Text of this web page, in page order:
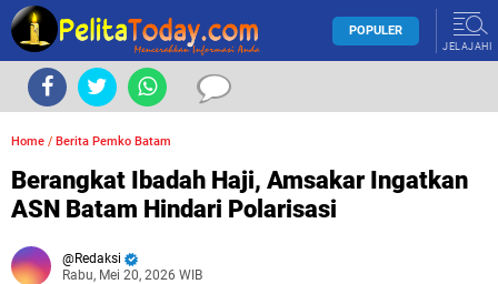
POPULER
JELAJAHI
Home / Berita Pemko Batam
Berangkat Ibadah Haji, Amsakar Ingatkan
ASN Batam Hindari Polarisasi
Redaksi
Rabu, Mei 20, 2026 WIB